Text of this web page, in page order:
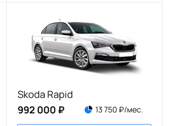
Skoda Rapid
992 000 ₽
13 750 ₽/мес.